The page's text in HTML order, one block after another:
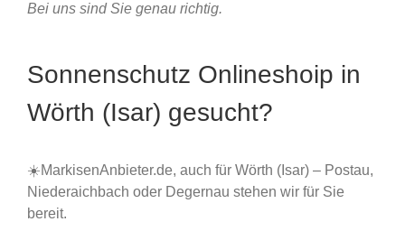
Bei uns sind Sie genau richtig.
Sonnenschutz Onlineshoip in
Wörth (Isar) gesucht?
☀️MarkisenAnbieter.de, auch für Wörth (Isar) – Postau,
Niederaichbach oder Degernau stehen wir für Sie
bereit.